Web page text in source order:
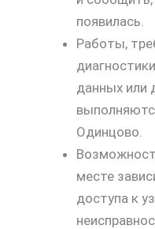
появилась.
Работы,
данных или
Одинцово.
месте
доступа к